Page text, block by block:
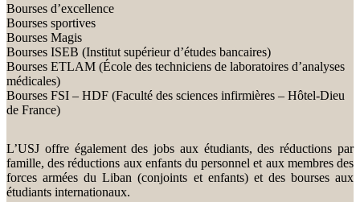
Bourses d’excellence
Bourses sportives
Bourses Magis
Bourses ISEB (Institut supérieur d’études bancaires)
Bourses ETLAM (École des techniciens de laboratoires d’analyses
médicales)
Bourses FSI – HDF (Faculté des sciences infirmières – Hôtel-Dieu
de France)
L’USJ offre également des jobs aux étudiants, des réductions par
famille, des réductions aux enfants du personnel et aux membres des
forces armées du Liban (conjoints et enfants) et des bourses aux
étudiants internationaux.